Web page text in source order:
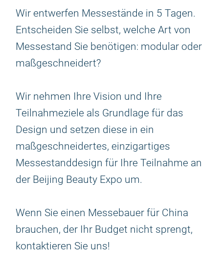
Wir entwerfen Messestände in 5 Tagen.
Entscheiden Sie selbst, welche Art von
Messestand Sie benötigen: modular oder
maßgeschneidert?
Wir nehmen Ihre Vision und Ihre
Teilnahmeziele als Grundlage für das
Design und setzen diese in ein
maßgeschneidertes, einzigartiges
Messestanddesign für Ihre Teilnahme an
der Beijing Beauty Expo um.
Wenn Sie einen Messebauer für China
brauchen, der Ihr Budget nicht sprengt,
kontaktieren Sie uns!